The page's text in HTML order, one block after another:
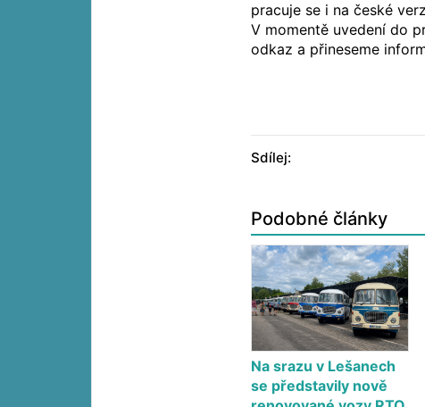
pracuje se i na české
V momentě uvedení do
odkaz a přineseme
Sdílej:
Podobné články
Na srazu v Lešanech
se představily nově